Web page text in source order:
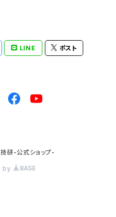
LINE ポスト
研-公式ショップ-
by